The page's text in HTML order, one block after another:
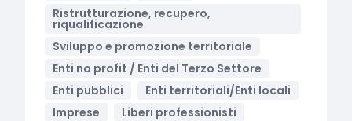
Ristrutturazione, recupero,
riqualificazione
Sviluppo e promozione territoriale
Enti no profit / Enti del Terzo Settore
Enti pubblici
Enti territoriali/Enti locali
Imprese
Liberi professionisti